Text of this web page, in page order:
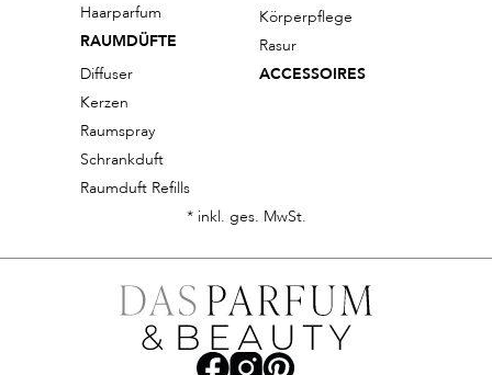
Haarparfum
RAUMDÜFTE
Diffuser
Kerzen
Raumspray
Schrankduft
Raumduft Refills
Körperpflege
Rasur
ACCESSOIRES
* inkl. ges. MwSt.